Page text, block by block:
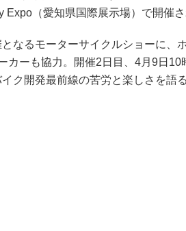
Expo（愛知県国際展示場）で開催さ
なるモーターサイクルショーに、
カーも協力。開催2日目、4月9日
ク開発最前線の苦労と楽しさを語